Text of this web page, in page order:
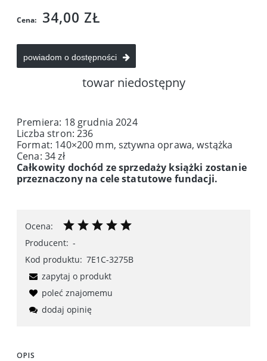
Cena: 34,00 ZŁ
powiadom o dostępności
towar niedostępny
Premiera: 18 grudnia 2024
Liczba stron: 236
Format: 140×200 mm, sztywna oprawa, wstążka
Cena: 34 zł
Całkowity dochód ze sprzedaży książki zostanie
przeznaczony na cele statutowe fundacji.
Ocena:
Producent: -
Kod produktu: 7E1C-3275B
zapytaj o produkt
poleć znajomemu
dodaj opinię
OPIS